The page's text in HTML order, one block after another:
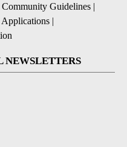
Community Guidelines |
|
NEWSLETTERS